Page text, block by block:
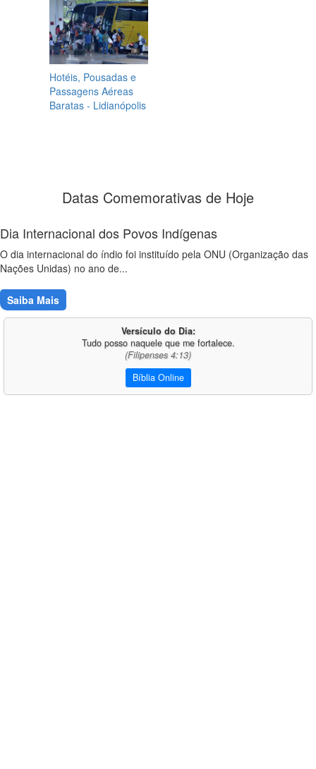
Hotéis, Pousadas e
Passagens Aéreas
Baratas - Lidianópolis
Datas Comemorativas de Hoje
Dia Internacional dos Povos Indígenas
O dia internacional do índio foi instituído pela ONU (Organização das
Nações Unidas) no ano de...
Saiba Mais
Versículo do Dia:
Tudo posso naquele que me fortalece.
(Filipenses 4:13)
Bíblia Online